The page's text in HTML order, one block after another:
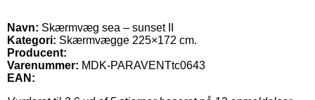
Navn: Skærmvæg sea – sunset II
Kategori: Skærmvægge 225×172 cm.
Producent:
Varenummer: MDK-PARAVENTtc0643
EAN: